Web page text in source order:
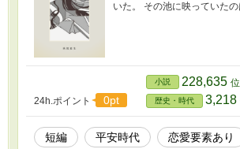
いた。 その池に映っていたの
24h.ポイント 0pt
小説 228,635
歴史・時代 3,218
短編 平安時代 恋愛要素あり